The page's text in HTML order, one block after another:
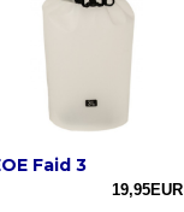
Faid 3
19,95EUR